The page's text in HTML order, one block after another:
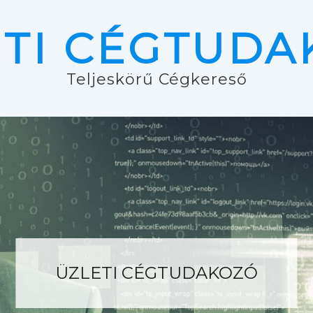
Teljeskörű Cégkereső
ÜZLETI CÉGTUDAKOZÓ